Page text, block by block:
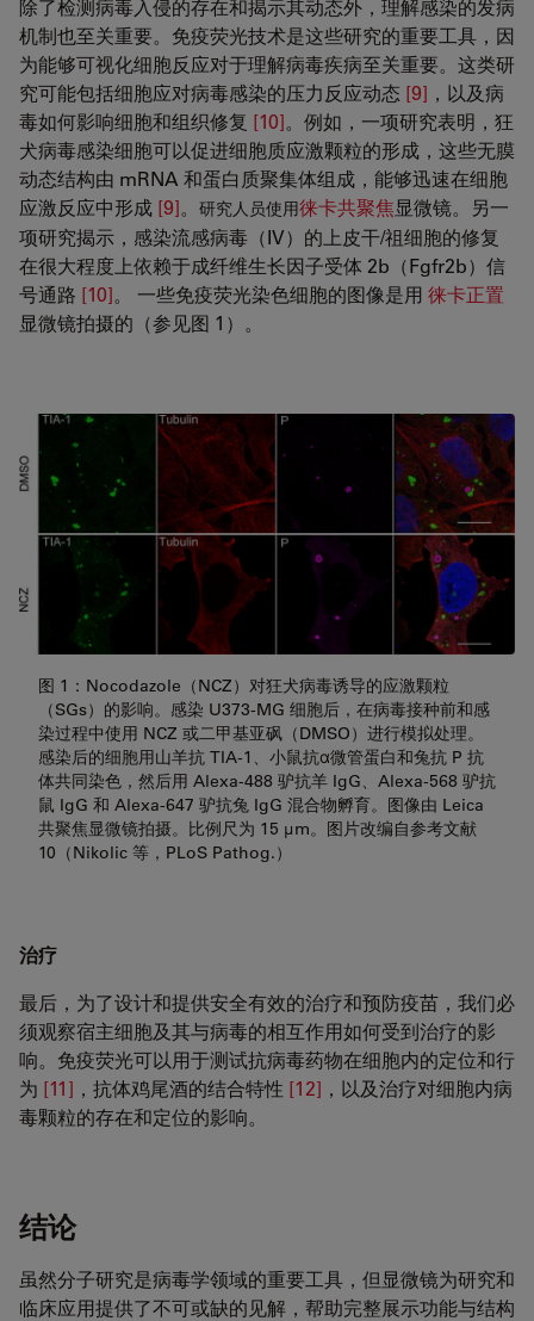
除了检测病毒入侵的存在和揭示其动态外，理解感染的发病
机制也至关重要。免疫荧光技术是这些研究的重要工具，因
为能够可视化细胞反应对于理解病毒疾病至关重要。这类研
究可能包括细胞应对病毒感染的压力反应动态 [9] ，以及病
毒如何影响细胞和组织修复 [10]。例如，一项研究表明，狂
犬病毒感染细胞可以促进细胞质应激颗粒的形成，这些无膜
动态结构由 mRNA 和蛋白质聚集体组成，能够迅速在细胞
应激反应中形成 [9]。 研究人员使用徕卡共聚焦显微镜。另一
项研究揭示，感染流感病毒（IV）的上皮干/祖细胞的修复
在很大程度上依赖于成纤维生长因子受体 2b（Fgfr2b）信
号通路 [10]。 一些免疫荧光染色细胞的图像是用 徕卡正置
显微镜拍摄的（参见图 1）。
图 1：Nocodazole（NCZ）对狂犬病毒诱导的应激颗粒
（SGs）的影响。感染 U373-MG 细胞后，在病毒接种前和感
染过程中使用 NCZ 或二甲基亚砜（DMSO）进行模拟处理。
感染后的细胞用山羊抗 TIA-1、小鼠抗α微管蛋白和兔抗 P 抗
体共同染色，然后用 Alexa-488 驴抗羊 IgG、Alexa-568 驴抗
鼠 IgG 和 Alexa-647 驴抗兔 IgG 混合物孵育。图像由 Leica
共聚焦显微镜拍摄。比例尺为 15 μm。图片改编自参考文献
10（Nikolic 等，PLoS Pathog.）
治疗
最后，为了设计和提供安全有效的治疗和预防疫苗，我们必
须观察宿主细胞及其与病毒的相互作用如何受到治疗的影
响。免疫荧光可以用于测试抗病毒药物在细胞内的定位和行
为 [11] ，抗体鸡尾酒的结合特性 [12] ，以及治疗对细胞内病
毒颗粒的存在和定位的影响。
结论
虽然分子研究是病毒学领域的重要工具，但显微镜为研究和
临床应用提供了不可或缺的见解，帮助完整展示功能与结构